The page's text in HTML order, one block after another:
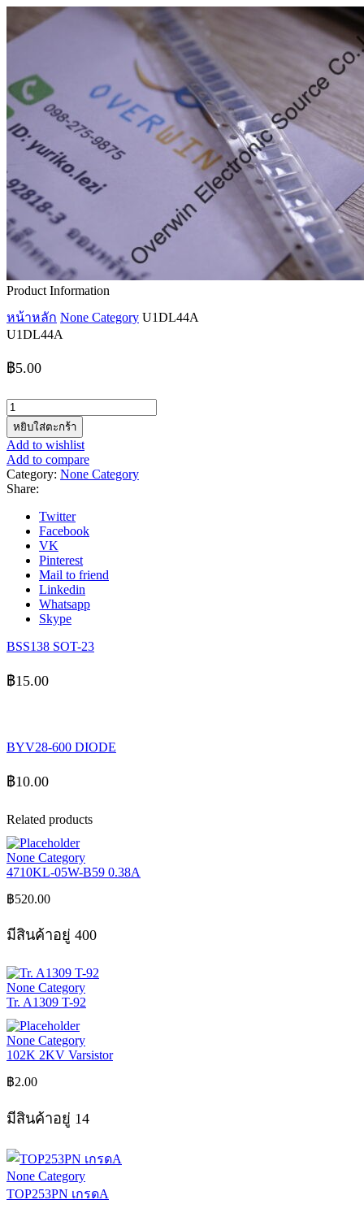
Product Information
หน้าหลัก None Category U1DL44A
U1DL44A
฿5.00
จำนวน
U1DL44A
ชิ้น
หยิบใส่ตะกร้า
Add to wishlist
Add to compare
Category: None Category
Share:
Twitter
Facebook
VK
Pinterest
Mail to friend
Linkedin
Whatsapp
Skype
BSS138 SOT-23
฿15.00
BYV28-600 DIODE
฿10.00
Related products
None Category
4710KL-05W-B59 0.38A
฿520.00
มีสินค้าอยู่ 400
None Category
Tr. A1309 T-92
None Category
102K 2KV Varsistor
฿2.00
มีสินค้าอยู่ 14
None Category
TOP253PN เกรดA